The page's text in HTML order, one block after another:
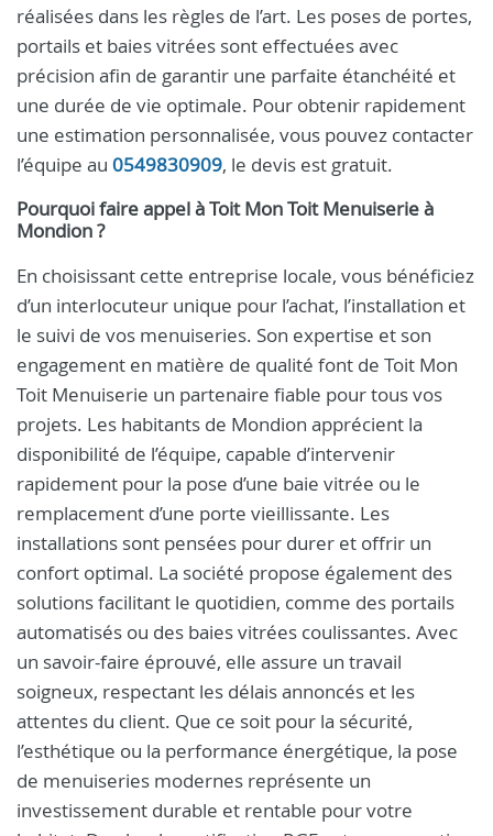
réalisées dans les règles de l’art. Les poses de portes,
portails et baies vitrées sont effectuées avec
précision afin de garantir une parfaite étanchéité et
une durée de vie optimale. Pour obtenir rapidement
une estimation personnalisée, vous pouvez contacter
l’équipe au 0549830909, le devis est gratuit.
Pourquoi faire appel à Toit Mon Toit Menuiserie à
Mondion ?
En choisissant cette entreprise locale, vous bénéficiez
d’un interlocuteur unique pour l’achat, l’installation et
le suivi de vos menuiseries. Son expertise et son
engagement en matière de qualité font de Toit Mon
Toit Menuiserie un partenaire fiable pour tous vos
projets. Les habitants de Mondion apprécient la
disponibilité de l’équipe, capable d’intervenir
rapidement pour la pose d’une baie vitrée ou le
remplacement d’une porte vieillissante. Les
installations sont pensées pour durer et offrir un
confort optimal. La société propose également des
solutions facilitant le quotidien, comme des portails
automatisés ou des baies vitrées coulissantes. Avec
un savoir-faire éprouvé, elle assure un travail
soigneux, respectant les délais annoncés et les
attentes du client. Que ce soit pour la sécurité,
l’esthétique ou la performance énergétique, la pose
de menuiseries modernes représente un
investissement durable et rentable pour votre